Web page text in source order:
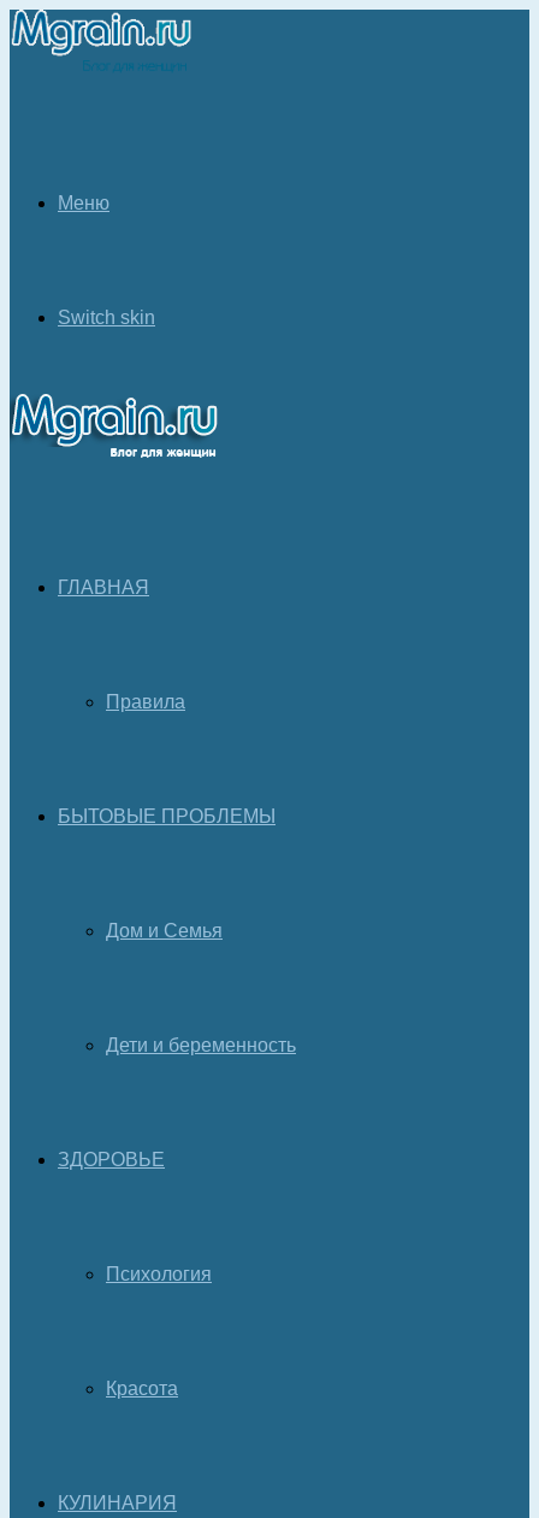
Меню
Switch skin
ГЛАВНАЯ
Правила
БЫТОВЫЕ ПРОБЛЕМЫ
Дом и Семья
Дети и беременность
ЗДОРОВЬЕ
Психология
Красота
КУЛИНАРИЯ